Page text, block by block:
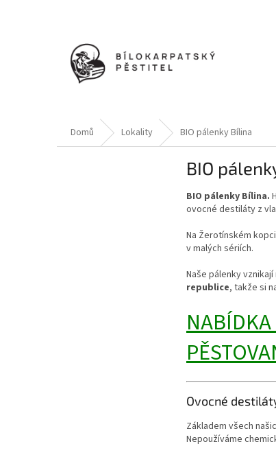
Domů Lokality BIO pálenky Bílina
BIO
BIO pálenky Bílina.
ovocné destiláty z
Na Žerotínském
v malých sériích.
Naše pálenky
republice, takže si
NABÍDKA
Ovocné
Základem všech
Nepoužíváme